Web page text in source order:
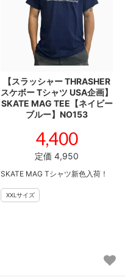
【スラッシャー THRASHER
スケボー Tシャツ USA企画】
SKATE MAG TEE【ネイビー
ブルー】NO153
4,400
定価 4,950
SKATE MAG Tシャツ新色入荷！